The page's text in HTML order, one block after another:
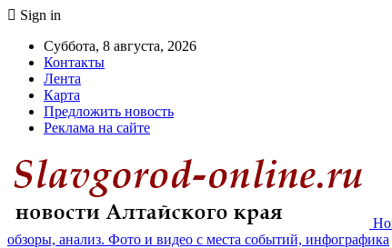
Sign in
Суббота, 8 августа, 2026
Контакты
Лента
Карта
Предложить новость
Реклама на сайте
обзоры, анализ. Фото и видео с места событий, инфографика